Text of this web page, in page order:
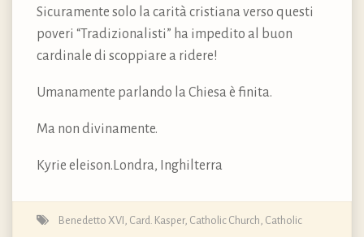
Sicuramente solo la carità cristiana verso questi
poveri “Tradizionalisti” ha impedito al buon
cardinale di scoppiare a ridere!
Umanamente parlando la Chiesa è finita.
Ma non divinamente.
Kyrie eleison.Londra, Inghilterra
Benedetto XVI Card. Kasper, Catholic Church Catholic